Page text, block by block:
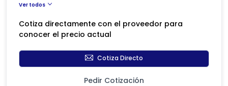
Ver todos
Cotiza directamente con el proveedor para
conocer el precio actual
Cotiza Directo
Pedir Cotización